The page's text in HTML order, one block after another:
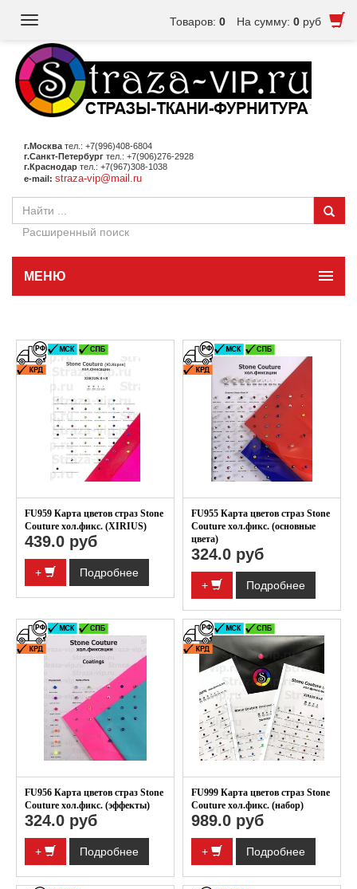
Товаров: 0 На сумму: 0 руб
Toggle
г.Москва тел.: +7(996)408-6804
г.Санкт-Петербург тел.: +7(906)276-2928
г.Краснодар тел.: +7(967)308-1038
e-mail: straza-vip@mail.ru
Расширенный поиск
МЕНЮ
FU959 Карта цветов страз Stone
Couture хол.фикс. (XIRIUS)
439.0 руб
+ Подробнее
FU955 Карта цветов страз Stone
Couture хол.фикс. (основные
цвета)
324.0 руб
+ Подробнее
FU956 Карта цветов страз Stone
Couture хол.фикс. (эффекты)
324.0 руб
+ Подробнее
FU999 Карта цветов страз Stone
Couture хол.фикс. (набор)
989.0 руб
+ Подробнее